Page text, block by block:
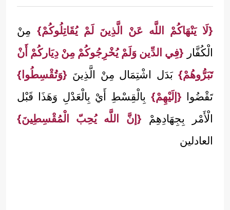
{لَا يَنْهَاكُمْ اللَّه عَنْ الَّذِينَ لَمْ يُقَاتِلُوكُمْ} مِنْ
الْكُفَّار {فِي الدِّين وَلَمْ يُخْرِجُوكُمْ مِنْ دِيَاركُمْ أَنْ
تَبَرُّوهُمْ} بَدَل اشْتِمَال مِنْ الَّذِينَ {وَتُقْسِطُوا}
تَقْضُوا {إلَيْهِمْ} بِالْقِسْطِ أَيْ بِالْعَدْلِ وَهَذَا قَبْل
الْأَمْر بِجِهَادِهِمْ {إنَّ اللَّه يُحِبّ الْمُقْسِطِينَ}
العادلين